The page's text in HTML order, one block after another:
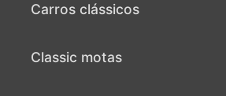
Carros clássicos
Classic motas